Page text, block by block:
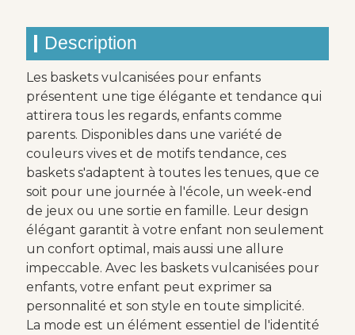
Description
Les baskets vulcanisées pour enfants
présentent une tige élégante et tendance qui
attirera tous les regards, enfants comme
parents. Disponibles dans une variété de
couleurs vives et de motifs tendance, ces
baskets s'adaptent à toutes les tenues, que ce
soit pour une journée à l'école, un week-end
de jeux ou une sortie en famille. Leur design
élégant garantit à votre enfant non seulement
un confort optimal, mais aussi une allure
impeccable. Avec les baskets vulcanisées pour
enfants, votre enfant peut exprimer sa
personnalité et son style en toute simplicité.
La mode est un élément essentiel de l'identité